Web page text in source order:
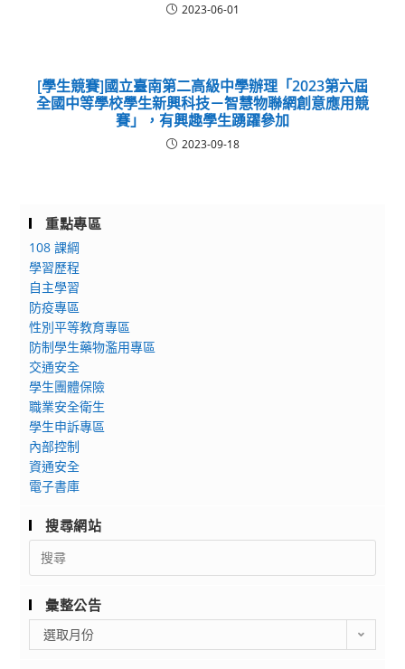
2023-06-01
[學生競賽]國立臺南第二高級中學辦理「2023第六屆
全國中等學校學生新興科技－智慧物聯網創意應用競
賽」，有興趣學生踴躍參加
2023-09-18
重點專區
108 課綱
學習歷程
自主學習
防疫專區
性別平等教育專區
防制學生藥物濫用專區
交通安全
學生團體保險
職業安全衛生
學生申訴專區
內部控制
資通安全
電子書庫
搜尋網站
Search
for:
彙整公告
整
選取月份